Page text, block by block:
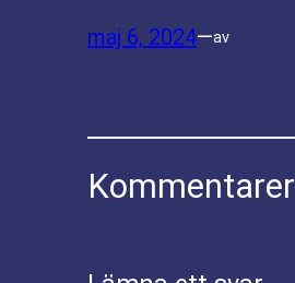
maj 6, 2024—av
Kommentarer